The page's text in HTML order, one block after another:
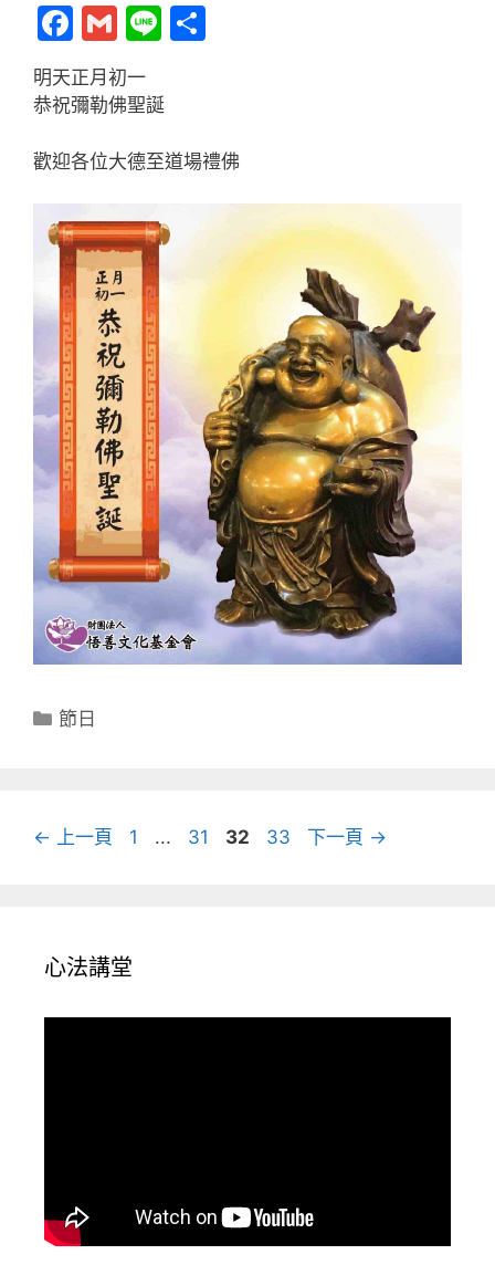
F
a
c
e
b
o
o
k
G
m
ai
l
Li
e
明天正月初一
恭祝彌勒佛聖誕
歡迎各位大德至道場禮佛
分
節日
← 上一頁
頁
1 ...
頁
31
頁
32
頁
33 下一頁 →
心法講堂